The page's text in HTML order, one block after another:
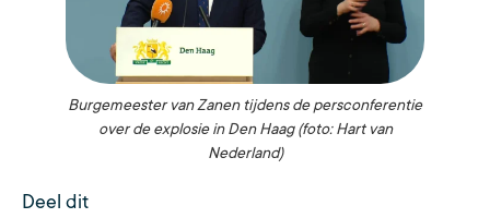
Burgemeester van Zanen tijdens de persconferentie
over de explosie in Den Haag (foto: Hart van
Nederland)
Deel dit